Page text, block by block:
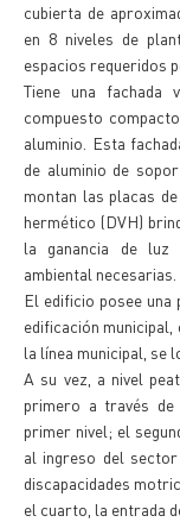
cubierta de
en 8 niveles de
espacios requeridos
Tiene una fachada
compuesto
aluminio. Esta
de aluminio de
montan las placas
hermético (DVH)
la ganancia de luz
ambiental necesarias.
El edificio posee
edificación
la línea municipal, se
A su vez, a nivel
primero a través de
primer nivel; el
al ingreso del
discapacidades
el cuarto, la entrada